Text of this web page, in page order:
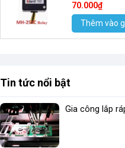
70.000₫
Thêm vào
Tin tức nổi bật
Gia công lắp